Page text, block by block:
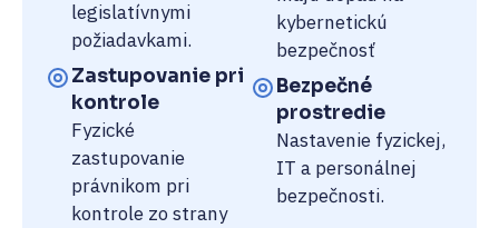
legislatívnymi
požiadavkami.
Zastupovanie pri
kontrole
Fyzické
zastupovanie
právnikom pri
kontrole zo strany
kybernetickú
bezpečnosť
Bezpečné
prostredie
Nastavenie fyzickej,
IT a personálnej
bezpečnosti.